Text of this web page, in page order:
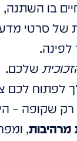
בו
סרטי מדע
שלכם.
לפתוח לכם
רק שקופה –
,